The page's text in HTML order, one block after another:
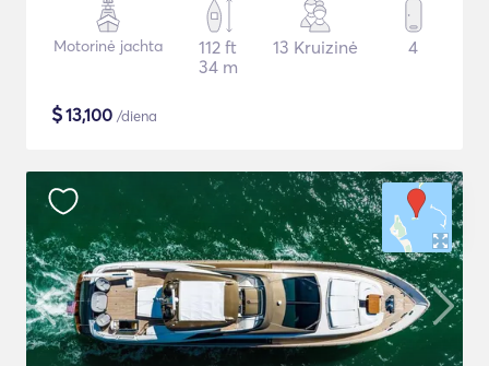
Motorinė jachta
112 ft
34 m
13 Kruizinė 4
$13,100 /diena